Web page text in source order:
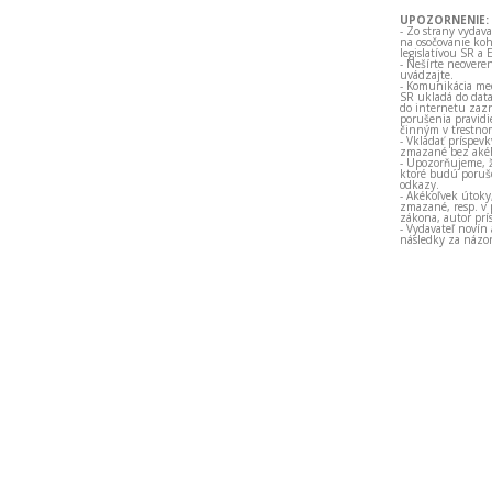
UPOZORNENIE:
- Zo strany
na osočovanie
legislatívou SR a
- Nešírte
uvádzajte.
- Komunikácia
SR ukladá do
do internetu
porušenia
činným v
- Vkladať
zmazané bez
- Upozorňujeme,
ktoré budú
odkazy.
- Akékoľvek
zmazané, resp.
zákona, autor
- Vydavateľ novín
následky za